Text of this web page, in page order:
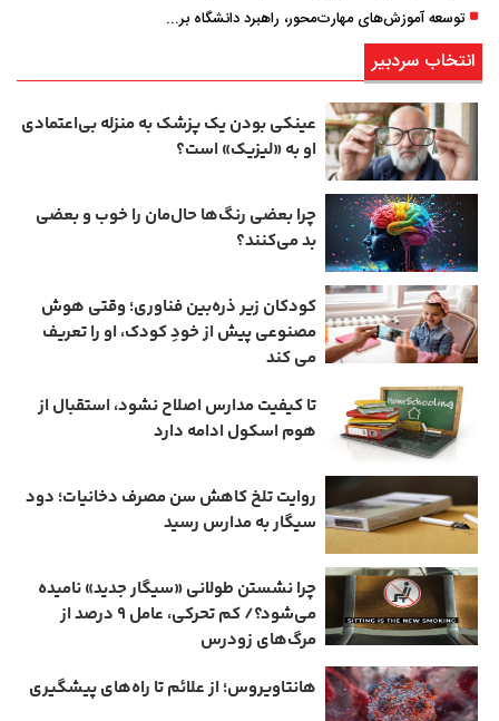
توسعه آموزش‌های مهارت‌محور، راهبرد دانشگاه برای تربیت نیروی متخصص است
انتخاب سردبیر
عینکی‌ بودن یک پزشک به منزله بی‌اعتمادی
او به «لیزیک» است؟
چرا بعضی رنگ‌ها حال‌مان را خوب و بعضی
بد می‌کنند؟
کودکان زیر ذره‌بین فناوری؛ وقتی هوش
مصنوعی پیش از خودِ کودک، او را تعریف
می ‌کند
تا کیفیت مدارس اصلاح نشود، استقبال از
هوم ‌اسکول ادامه دارد
روایت تلخ کاهش سن مصرف دخانیات؛ دود
سیگار به مدارس رسید
چرا نشستن طولانی «سیگار جدید» نامیده
می‌شود؟/ کم‌ تحرکی، عامل ۹ درصد از
مرگ‌های زودرس
هانتاویروس؛ از علائم تا راه‌های پیشگیری